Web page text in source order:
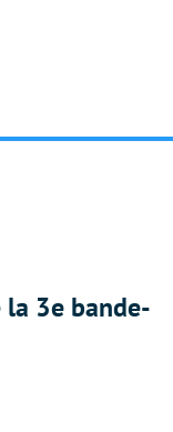
la 3e bande-